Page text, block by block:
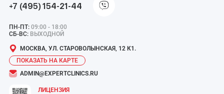
+7 (495) 154-21-44
ПН-ПТ: 09:00 - 18:00
СБ-ВС: ВЫХОДНОЙ
МОСКВА, УЛ. СТАРОВОЛЫНСКАЯ, 12 К1.
ПОКАЗАТЬ НА КАРТЕ
ADMIN@EXPERTCLINICS.RU
ЛИЦЕНЗИЯ